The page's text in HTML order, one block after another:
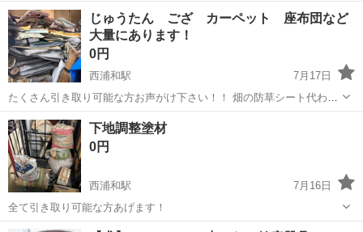
埼玉 志木市 西浦和駅 その他
じゅうたん ござ カーペット 座布団など
大量にあります！
0円
西浦和駅
7月17日
たくさん引き取り可能な方お声がけ下さい！！ 畑の防草シート代わり
ですとか、そういった方が多いです。
埼玉 志木市 西浦和駅
下地調整塗材
0円
西浦和駅
7月16日
全て引き取り可能な方あげます！
埼玉 志木市 西浦和駅